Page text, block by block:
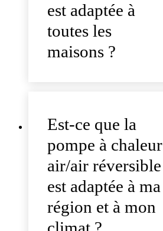
est adaptée à
toutes les
maisons ?
Est-ce que la
pompe à chaleur
air/air réversible
est adaptée à ma
région et à mon